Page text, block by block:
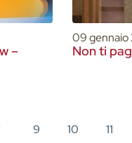
–
09 gennaio
Non ti
9 10 11